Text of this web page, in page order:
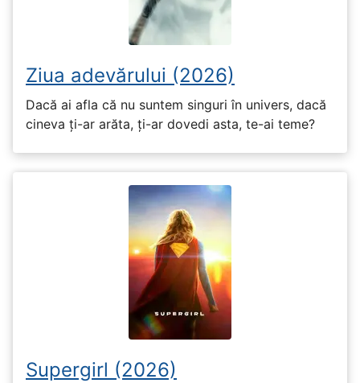
Ziua adevărului (2026)
Dacă ai afla că nu suntem singuri în univers, dacă
cineva ți-ar arăta, ți-ar dovedi asta, te-ai teme?
Supergirl (2026)